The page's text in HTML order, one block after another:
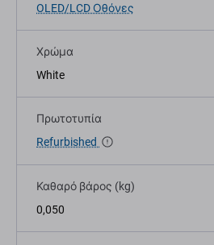
OLED/LCD Οθόνες
Χρώμα
White
Πρωτοτυπία
Refurbished
Καθαρό βάρος (kg)
0,050